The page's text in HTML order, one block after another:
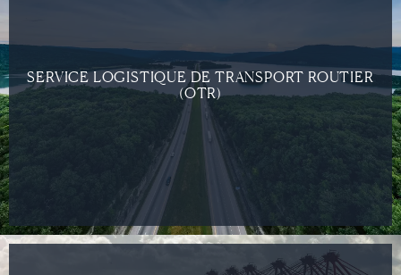
SERVICE LOGISTIQUE DE TRANSPORT ROUTIER
(OTR)